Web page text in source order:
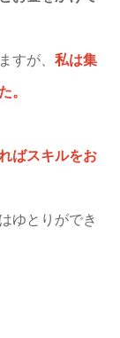
すが、 私は集
。
ばスキルをお
ゆとりができ